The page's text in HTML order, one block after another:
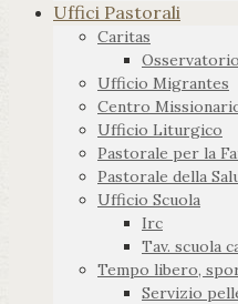
Uffici Pastorali
Caritas
Osservatorio
Ufficio Migrantes
Centro
Ufficio Liturgico
Pastorale per la
Pastorale della
Ufficio Scuola
Irc
Tav. scuola
Tempo libero,
Servizio